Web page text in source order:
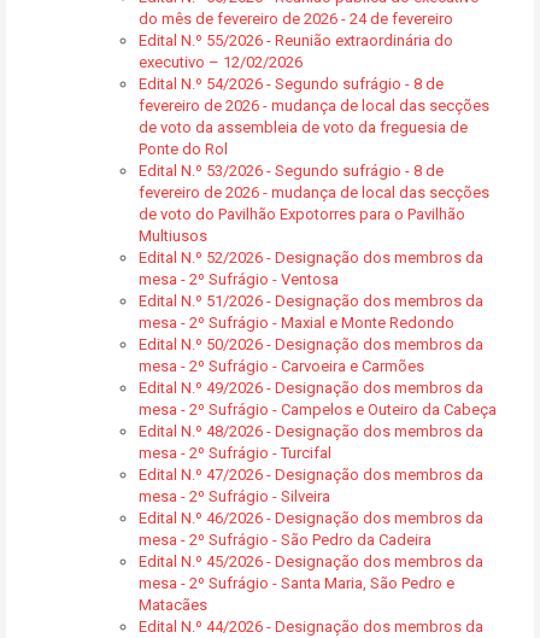
do mês de fevereiro de 2026 - 24 de fevereiro
Edital N.º 55/2026 - Reunião extraordinária do
executivo – 12/02/2026
Edital N.º 54/2026 - Segundo sufrágio - 8 de
fevereiro de 2026 - mudança de local das secções
de voto da assembleia de voto da freguesia de
Ponte do Rol
Edital N.º 53/2026 - Segundo sufrágio - 8 de
fevereiro de 2026 - mudança de local das secções
de voto do Pavilhão Expotorres para o Pavilhão
Multiusos
Edital N.º 52/2026 - Designação dos membros da
mesa - 2º Sufrágio - Ventosa
Edital N.º 51/2026 - Designação dos membros da
mesa - 2º Sufrágio - Maxial e Monte Redondo
Edital N.º 50/2026 - Designação dos membros da
mesa - 2º Sufrágio - Carvoeira e Carmões
Edital N.º 49/2026 - Designação dos membros da
mesa - 2º Sufrágio - Campelos e Outeiro da Cabeça
Edital N.º 48/2026 - Designação dos membros da
mesa - 2º Sufrágio - Turcifal
Edital N.º 47/2026 - Designação dos membros da
mesa - 2º Sufrágio - Silveira
Edital N.º 46/2026 - Designação dos membros da
mesa - 2º Sufrágio - São Pedro da Cadeira
Edital N.º 45/2026 - Designação dos membros da
mesa - 2º Sufrágio - Santa Maria, São Pedro e
Matacães
Edital N.º 44/2026 - Designação dos membros da